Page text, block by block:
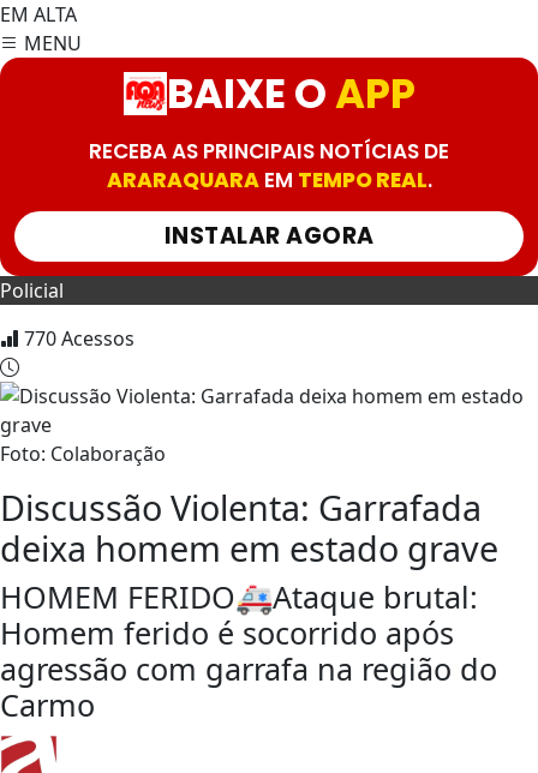
EM ALTA
MENU
BAIXE OAPP
RECEBA AS PRINCIPAIS NOTÍCIAS DE
ARARAQUARAEM TEMPO REAL.
INSTALAR AGORA
Policial
770Acessos
Foto: Colaboração
Discussão Violenta: Garrafada
deixa homem em estado grave
HOMEM FERIDO🚑Ataque brutal:
Homem ferido é socorrido após
agressão com garrafa na região do
Carmo